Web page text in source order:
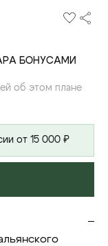
БОНУСАМИ
об этом плане
от 15 000 ₽